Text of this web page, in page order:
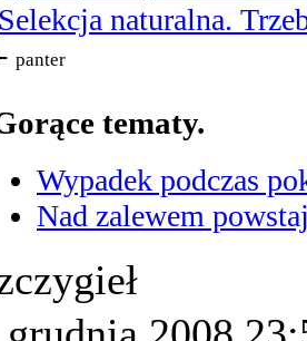
Selekcja naturalna.
- panter
tematy.
Wypadek podczas
Nad zalewem